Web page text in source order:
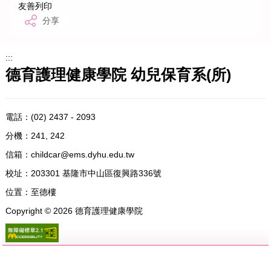
友善列印
分享
:::
德育護理健康學院 幼兒保育系(所)
電話： (02) 2437 - 2093
分機：241, 242
信箱： childcar@ems.dyhu.edu.tw
校址： 203301 基隆市中山區復興路336號
位置： 至德樓
Copyright © 2026德育護理健康學院